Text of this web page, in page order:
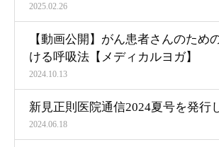
2025.02.26
【動画公開】がん患者さんのため
ける呼吸法【メディカルヨガ】
2024.10.13
新見正則医院通信2024夏号を発行
2024.06.18